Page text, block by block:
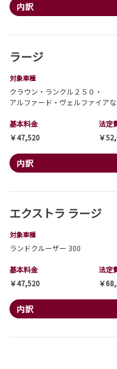
内訳
ラージ
対象車種
クラウン・ランクル２５０・
アルファード・ヴェルファイア
基本料金
￥47,520
法定
￥
内訳
エクストラ ラージ
対象車種
ランドクルーザー 300
基本料金
￥47,520
法定
￥
内訳